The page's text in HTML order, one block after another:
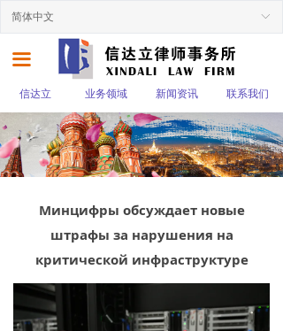
끀
信达立 业务领域 新闻资讯 联系我们
ꀅ
简体中文
Минцифры обсуждает новые
штрафы за нарушения на
критической инфраструктуре